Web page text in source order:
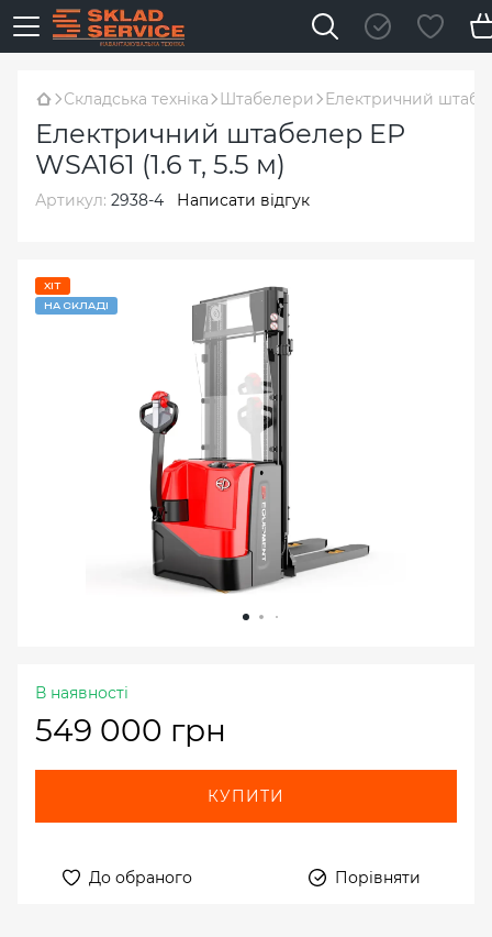
Складська техніка Штабелери Електричний
Електричний штабелер EP
WSA161 (1.6 т, 5.5 м)
Артикул: 2938-4 Написати відгук
ХІТ
НА СКЛАДІ
В наявності
549 000 грн
КУПИТИ
До обраного Порівняти